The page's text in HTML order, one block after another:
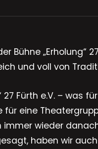
Bühne „Erholung“
und voll von
27 Fürth e.V. – was
für eine
immer wieder
haben wir